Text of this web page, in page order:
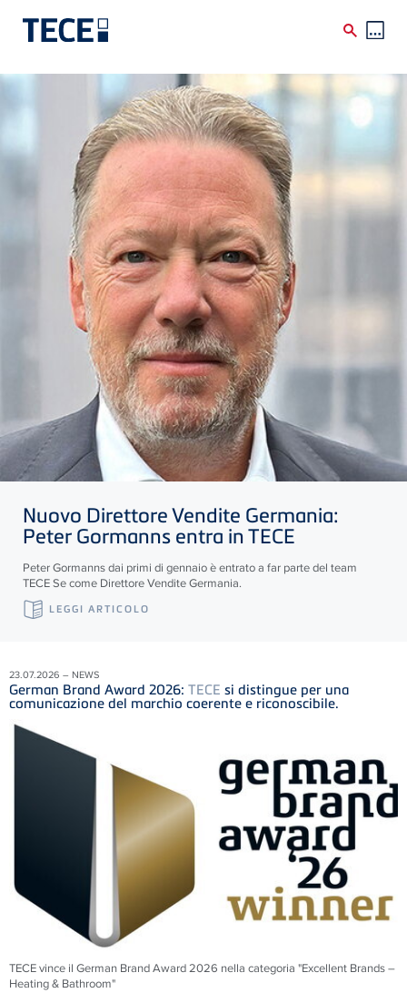
Skip to main content
Nuovo Direttore Vendite Germania:
Peter Gormanns entra inTECE
Peter Gormanns dai primi di gennaio è entrato a far parte del team
TECESe come Direttore Vendite Germania.
LEGGI ARTICOLO
23.07.2026 – NEWS
German Brand Award 2026: TECE si distingue per una
comunicazione del marchio coerente e riconoscibile.
TECE vince il German Brand Award 2026 nella categoria "Excellent Brands –
Heating & Bathroom"